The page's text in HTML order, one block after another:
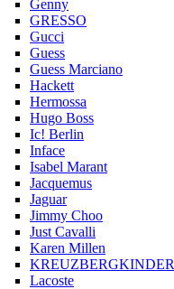
Genny
GRESSO
Gucci
Guess
Guess Marciano
Hackett
Hermossa
Hugo Boss
Ic! Berlin
Inface
Isabel Marant
Jacquemus
Jaguar
Jimmy Choo
Just Cavalli
Karen Millen
KREUZBERGKINDER
Lacoste